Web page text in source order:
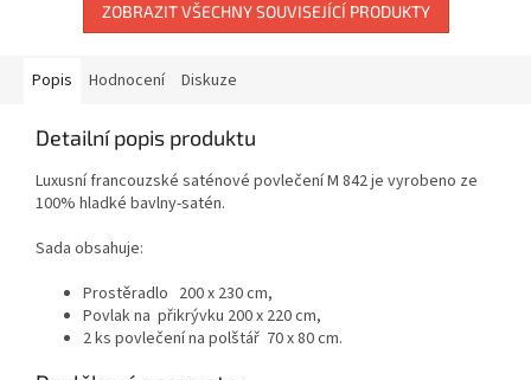
ZOBRAZIT VŠECHNY SOUVISEJÍCÍ PRODUKTY
Popis Hodnocení Diskuze
Detailní popis produktu
Luxusní francouzské saténové povlečení M 842 je vyrobeno ze
100% hladké bavlny-satén.
Sada obsahuje:
Prostěradlo 200 x 230 cm,
Povlak na přikrývku 200 x 220 cm,
2 ks povlečení na polštář 70 x 80 cm.